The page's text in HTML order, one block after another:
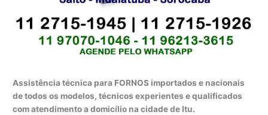
Assistência técnica para FORNOS importados e nacionais
de todos os modelos, técnicos experientes e qualificados
com atendimento a domicílio na cidade de Itu.